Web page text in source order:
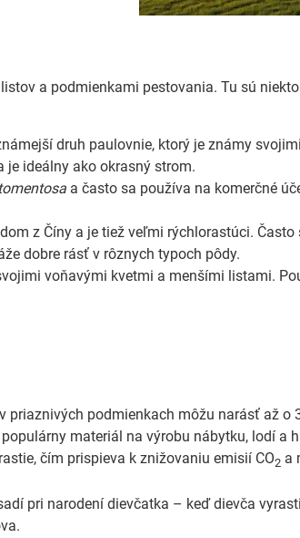
a podmienkami pestovania. Tu sú
druh paulovnie, ktorý je známy
ideálny ako okrasný strom.
a často sa používa na komerčné
z Číny a je tiež veľmi rýchlorastúci.
dobre rásť v rôznych typoch pôdy.
voňavými kvetmi a menšími listami.
podmienkach môžu narásť až o
materiál na výrobu nábytku, lodí a
čím prispieva k znižovaniu emisií CO2 a
pri narodení dievčatka – keď dievča